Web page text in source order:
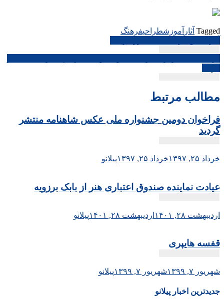
Tagged آثار آموزشطراحیفرهنگ
راهبری
نوشته
مطالب مرتبط
فراخوان دومین جشنواره ملی عکس شاهنامه منتشر
گردید
خرداد ۲۵, ۱۳۹۷ خرداد ۲۵, ۱۳۹۷ پیلانو
عیادت نماینده صندوق اعتباری هنر از بابک برزویه
اردیبهشت ۲۸, ۱۴۰۱ اردیبهشت ۲۸, ۱۴۰۱ پیلانو
قفسه هایپری
شهریور ۷, ۱۳۹۹ شهریور ۷, ۱۳۹۹ پیلانو
جدیدترین اخبار پیلانو